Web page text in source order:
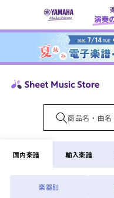
ンツに
国内楽譜
楽器別
輸入楽譜